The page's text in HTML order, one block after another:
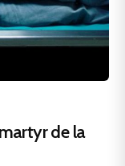
de la